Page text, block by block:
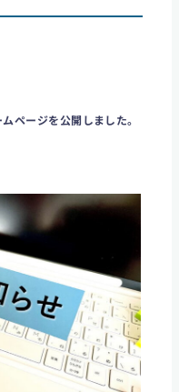
ページを公開しました。